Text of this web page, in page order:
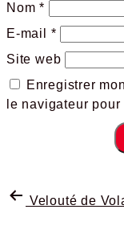
Nom*
E-mail *
Site web
Enregistrer
le navigateur
Velouté de